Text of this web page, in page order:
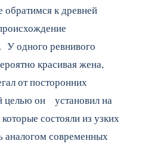
обратимся к древней
У одного ревнивого
красивая жена,
от посторонних
целью он установил на
состояли из узких
аналогом современных